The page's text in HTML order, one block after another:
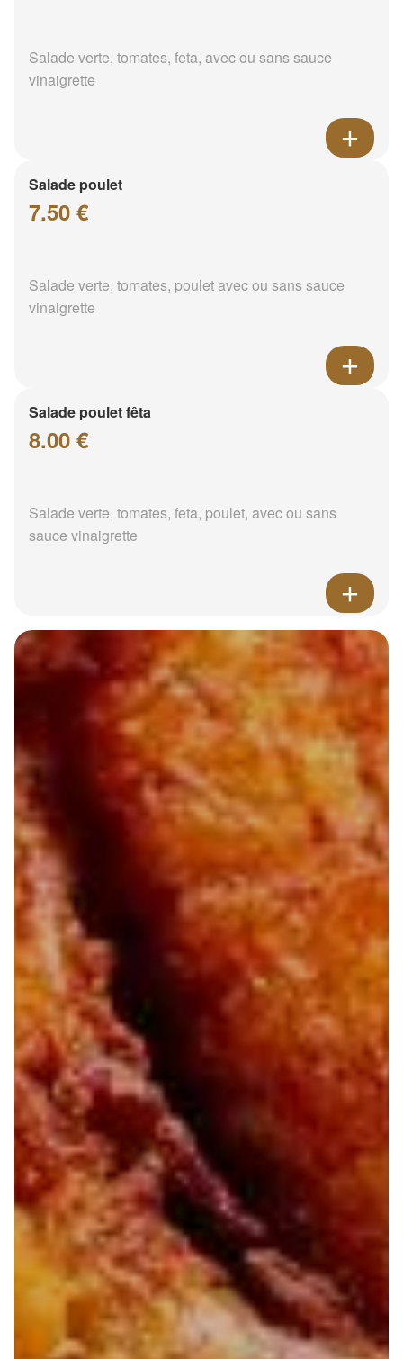
Salade verte, tomates, feta, avec ou sans sauce
vinaigrette
Salade poulet
7.50 €
Salade verte, tomates, poulet avec ou sans sauce
vinaigrette
Salade poulet fêta
8.00 €
Salade verte, tomates, feta, poulet, avec ou sans
sauce vinaigrette